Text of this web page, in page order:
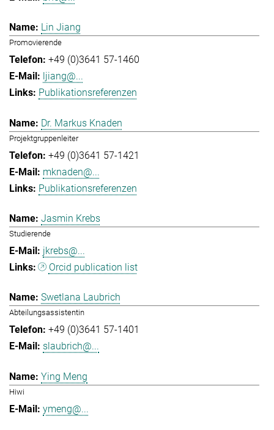
Lin Jiang
Promovierende
+49 (0)3641 57-1460
ljiang@...
Publikationsreferenzen
Dr. Markus Knaden
Projektgruppenleiter
+49 (0)3641 57-1421
mknaden@...
Publikationsreferenzen
Jasmin Krebs
Studierende
jkrebs@...
Orcid publication list
Swetlana Laubrich
Abteilungsassistentin
+49 (0)3641 57-1401
slaubrich@...
Ying Meng
Hiwi
ymeng@...